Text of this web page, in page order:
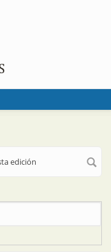
edición